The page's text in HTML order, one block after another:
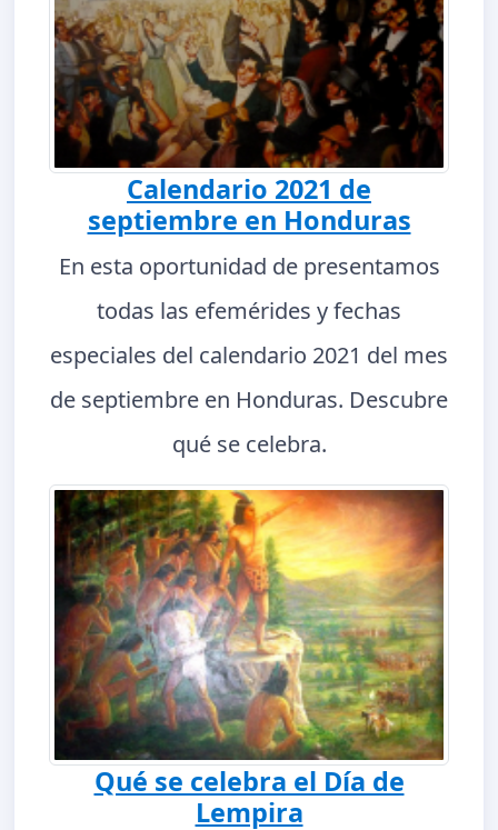
Calendario 2021 de
septiembre en Honduras
En esta oportunidad de presentamos
todas las efemérides y fechas
especiales del calendario 2021 del mes
de septiembre en Honduras. Descubre
qué se celebra.
Qué se celebra el Día de
Lempira